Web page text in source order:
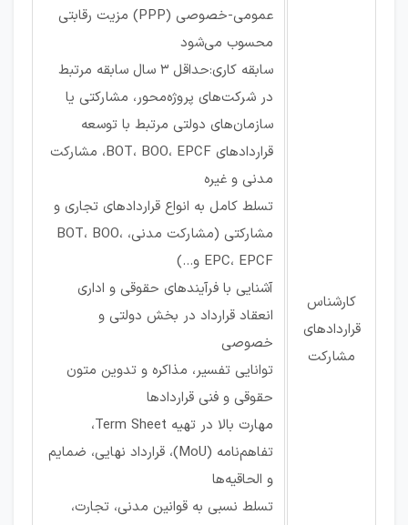
کارشناس
قراردادهای
مشارکت
عمومی-خصوصی (PPP) مزیت رقابتی
محسوب می‌شود
سابقه کاری:حداقل ۳ سال سابقه مرتبط
در شرکت‌های پروژه‌محور، مشارکتی یا
سازمان‌های دولتی مرتبط با توسعه
قراردادهای BOT، BOO، EPCF، مشارکت
مدنی و غیره
تسلط کامل به انواع قراردادهای تجاری و
مشارکتی (مشارکت مدنی، BOT، BOO،
EPC، EPCF و...)
آشنایی با فرآیندهای حقوقی و اداری
انعقاد قرارداد در بخش دولتی و
خصوصی
توانایی تفسیر، مذاکره و تدوین متون
حقوقی و فنی قراردادها
مهارت بالا در تهیه Term Sheet،
تفاهم‌نامه (MoU)، قرارداد نهایی، ضمایم
و الحاقیه‌ها
تسلط نسبی به قوانین مدنی، تجارت،